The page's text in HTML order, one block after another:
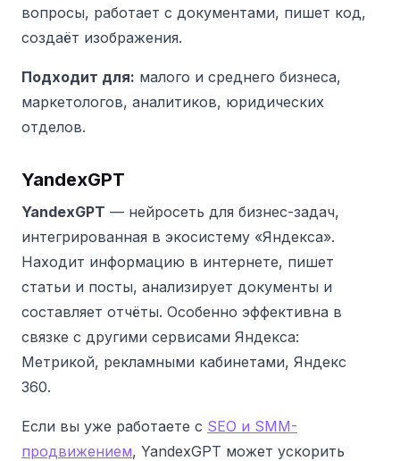
вопросы, работает с документами, пишет код,
создаёт изображения.
Подходит для: малого и среднего бизнеса,
маркетологов, аналитиков, юридических
отделов.
YandexGPT
YandexGPT — нейросеть для бизнес-задач,
интегрированная в экосистему «Яндекса».
Находит информацию в интернете, пишет
статьи и посты, анализирует документы и
составляет отчёты. Особенно эффективна в
связке с другими сервисами Яндекса:
Метрикой, рекламными кабинетами, Яндекс
360.
Если вы уже работаете с SEO и SMM-
продвижением, YandexGPT может ускорить